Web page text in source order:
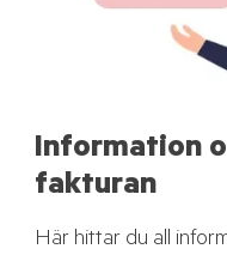
Information
fakturan
Här hittar du all